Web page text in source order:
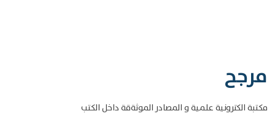
مرجح
مكتبة الكترونية علمية و المصادر الموثةقة داخل الكتب